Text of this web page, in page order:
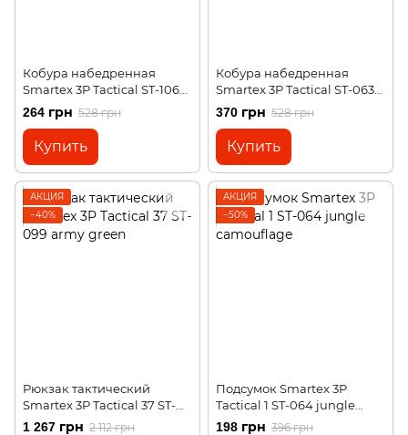
Кобура набедренная
Smartex 3P Tactical ST-106
khaki
264 грн 528 грн
Купить
Кобура набедренная
Smartex 3P Tactical ST-063
cp camouflage
370 грн 528 грн
Купить
АКЦИЯ
−40%
Рюкзак тактический
Smartex 3P Tactical 37 ST-
099 army green
1 267 грн 2 112 грн
АКЦИЯ
−50%
Подсумок Smartex 3P
Tactical 1 ST-064 jungle
camouflage
198 грн 396 грн